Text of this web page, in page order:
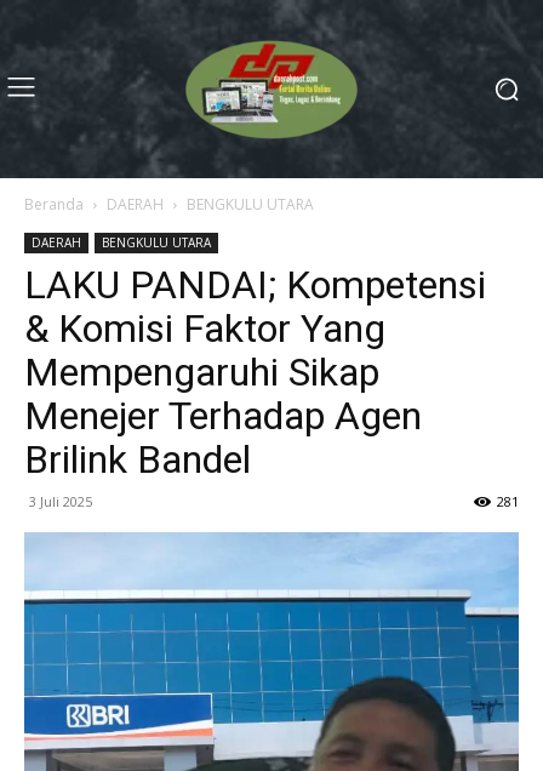
Beranda DAERAH BENGKULU UTARA
DAERAH BENGKULU UTARA
LAKU PANDAI; Kompetensi
& Komisi Faktor Yang
Mempengaruhi Sikap
Menejer Terhadap Agen
Brilink Bandel
3 Juli 2025 281